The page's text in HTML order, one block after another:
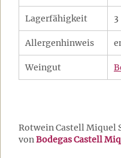
Lagerfähigkeit 3
Allergenhinweis
Weingut
Rotwein Castell Miquel
vonBodegas Castell